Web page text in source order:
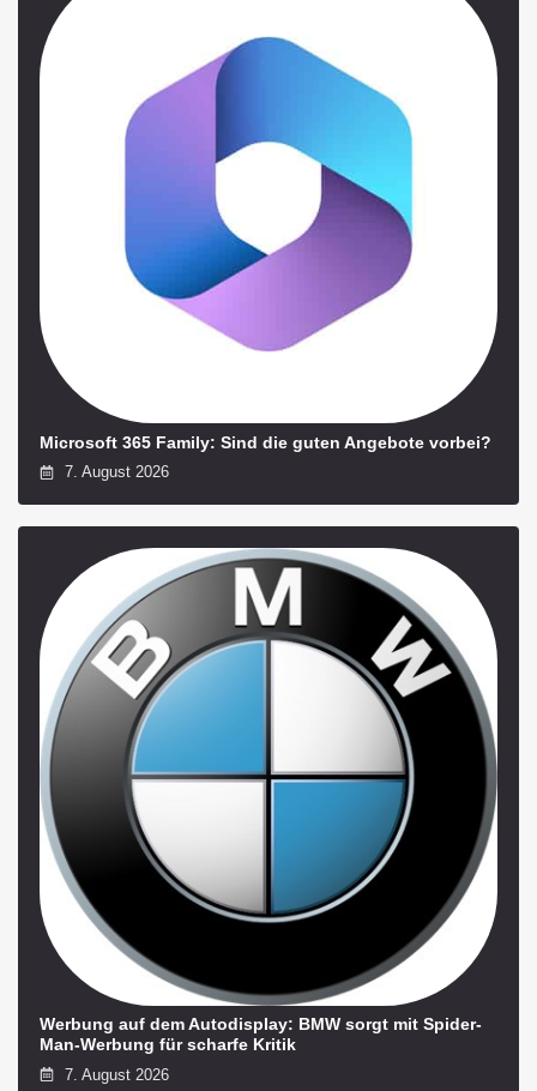
Microsoft 365 Family: Sind die guten Angebote vorbei?
7. August 2026
Werbung auf dem Autodisplay: BMW sorgt mit Spider-
Man-Werbung für scharfe Kritik
7. August 2026